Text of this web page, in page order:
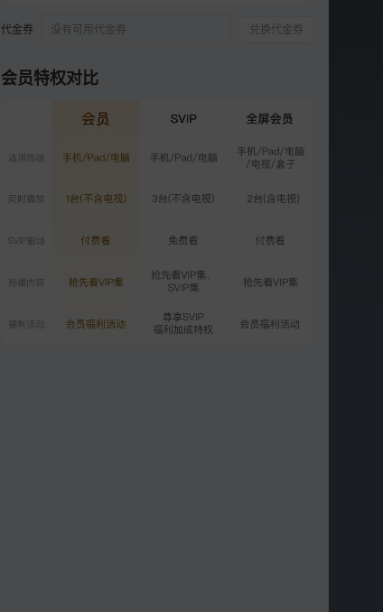
2025-09-01
2025-10-20
第5期：武艺盛宇家族泼水
8522.9万次播放
代金券 没有可用代金券 兑换代金券
会员特权对比